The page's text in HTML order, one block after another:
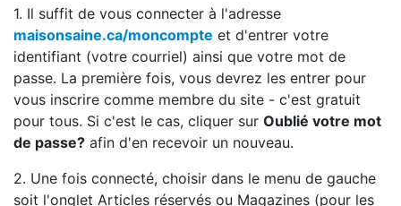
1. Il suffit de vous connecter à l'adresse
maisonsaine.ca/moncompte et d'entrer votre
identifiant (votre courriel) ainsi que votre mot de
passe. La première fois, vous devrez les entrer pour
vous inscrire comme membre du site - c'est gratuit
pour tous. Si c'est le cas, cliquer sur Oublié votre mot
de passe? afin d'en recevoir un nouveau.
2. Une fois connecté, choisir dans le menu de gauche
soit l'onglet Articles réservés ou Magazines (pour les